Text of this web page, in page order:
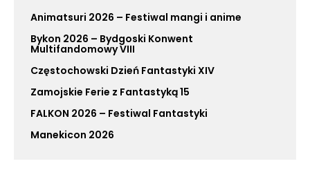
Animatsuri 2026 – Festiwal mangi i anime
Bykon 2026 – Bydgoski Konwent
Multifandomowy VIII
Częstochowski Dzień Fantastyki XIV
Zamojskie Ferie z Fantastyką 15
FALKON 2026 – Festiwal Fantastyki
Manekicon 2026